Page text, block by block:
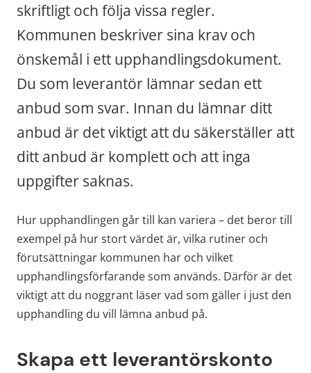
skriftligt och följa vissa regler.
Kommunen beskriver sina krav och
önskemål i ett upphandlingsdokument.
Du som leverantör lämnar sedan ett
anbud som svar. Innan du lämnar ditt
anbud är det viktigt att du säkerställer att
ditt anbud är komplett och att inga
uppgifter saknas.
Hur upphandlingen går till kan variera – det beror till
exempel på hur stort värdet är, vilka rutiner och
förutsättningar kommunen har och vilket
upphandlingsförfarande som används. Därför är det
viktigt att du noggrant läser vad som gäller i just den
upphandling du vill lämna anbud på.
Skapa ett leverantörskonto